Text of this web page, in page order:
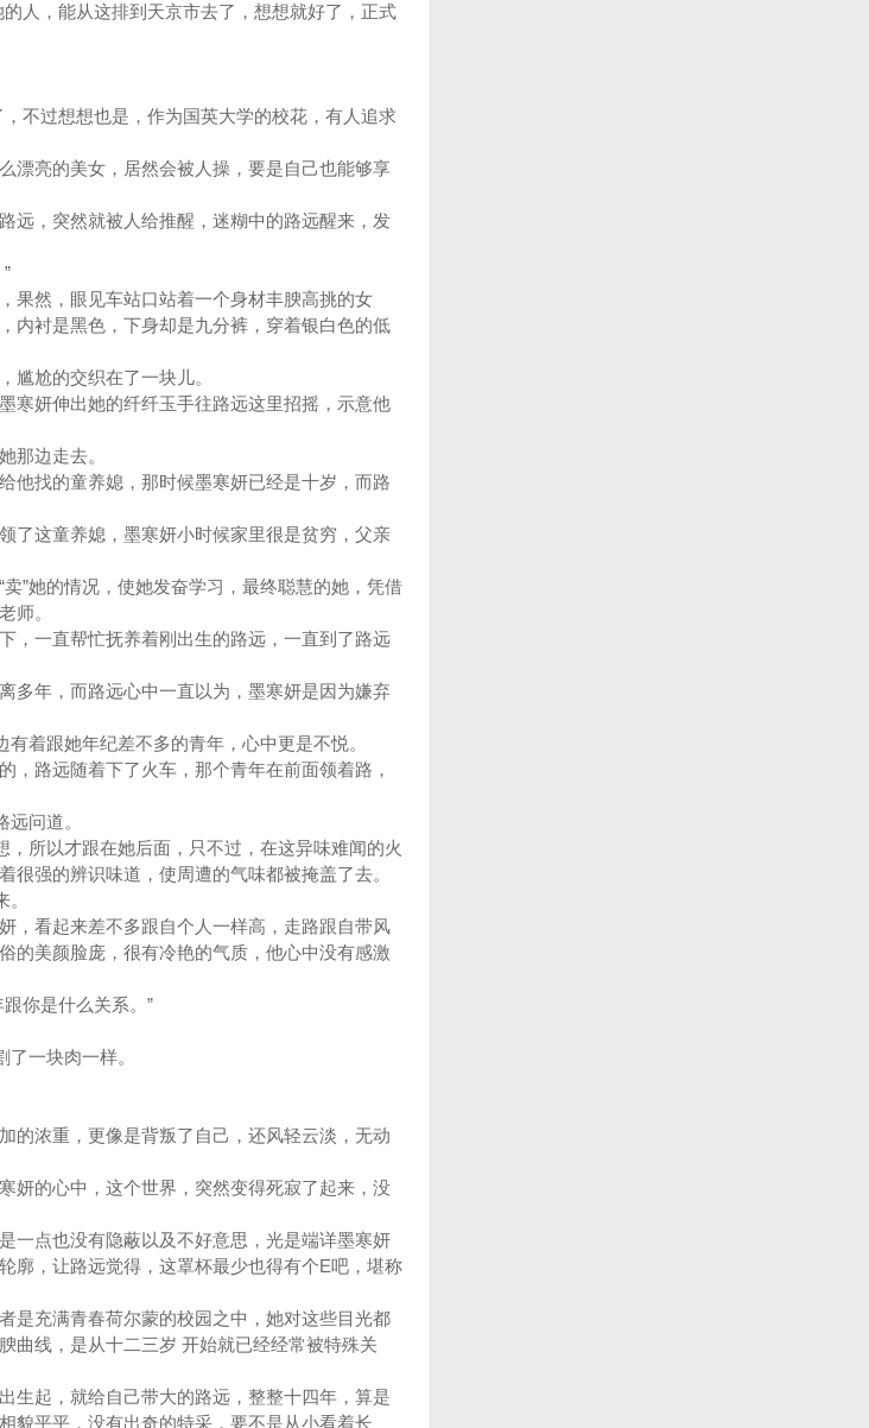
人，能从这排到天京市去了，想想就好了，正式
不过想想也是，作为国英大学的校花，有人追求
亮的美女，居然会被人操，要是自己也能够享
，突然就被人给推醒，迷糊中的路远醒来，发
然，眼见车站口站着一个身材丰腴高挑的女
内衬是黑色，下身却是九分裤，穿着银白色的低
尬的交织在了一块儿。
妍伸出她的纤纤玉手往路远这里招摇，示意他
那边走去。
找的童养媳，那时候墨寒妍已经是十岁，而路
这童养媳，墨寒妍小时候家里很是贫穷，父亲
她的情况，使她发奋学习，最终聪慧的她，凭借
师。
一直帮忙抚养着刚出生的路远，一直到了路远
年，而路远心中一直以为，墨寒妍是因为嫌弃
着跟她年纪差不多的青年，心中更是不悦。
路远随着下了火车，那个青年在前面领着路，
问道。
所以才跟在她后面，只不过，在这异味难闻的火
很强的辨识味道，使周遭的气味都被掩盖了去。
。
看起来差不多跟自个人一样高，走路跟自带风
的美颜脸庞，很有冷艳的气质，他心中没有感激
你是什么关系。”
一块肉一样。
浓重，更像是背叛了自己，还风轻云淡，无动
的心中，这个世界，突然变得死寂了起来，没
点也没有隐蔽以及不好意思，光是端详墨寒妍
廓，让路远觉得，这罩杯最少也得有个E吧，堪称
充满青春荷尔蒙的校园之中，她对这些目光都
曲线，是从十二三岁 开始就已经经常被特殊关
起，就给自己带大的路远，整整十四年，算是
貌平平，没有出奇的特采，要不是从小看着长